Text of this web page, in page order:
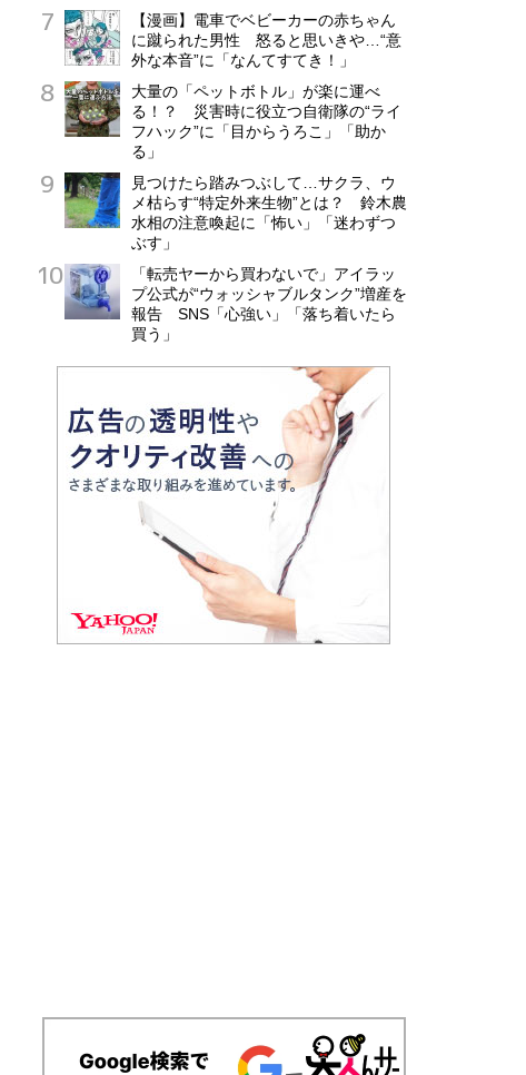
【漫画】電車でベビーカーの赤ちゃん
に蹴られた男性 怒ると思いきや…“意
外な本音”に「なんてすてき！」
大量の「ペットボトル」が楽に運べ
る！？ 災害時に役立つ自衛隊の“ライ
フハック”に「目からうろこ」「助か
る」
見つけたら踏みつぶして…サクラ、ウ
メ枯らす“特定外来生物”とは？ 鈴木農
水相の注意喚起に「怖い」「迷わずつ
ぶす」
「転売ヤーから買わないで」アイラッ
プ公式が“ウォッシャブルタンク”増産を
報告 SNS「心強い」「落ち着いたら
買う」